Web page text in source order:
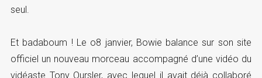
seul.
Et badaboum ! Le o8 janvier, Bowie balance sur son site
officiel un nouveau morceau accompagné d’une vidéo du
vidéaste Tony Oursler, avec lequel il avait déjà collaboré